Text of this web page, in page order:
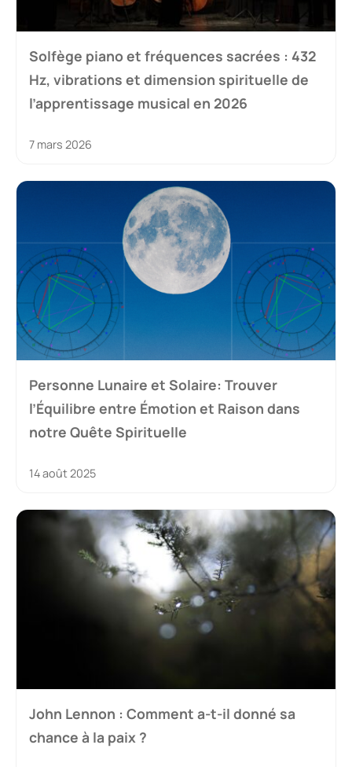
Solfège piano et fréquences sacrées : 432
Hz, vibrations et dimension spirituelle de
l’apprentissage musical en 2026
7 mars 2026
Personne Lunaire et Solaire: Trouver
l’Équilibre entre Émotion et Raison dans
notre Quête Spirituelle
14 août 2025
John Lennon : Comment a-t-il donné sa
chance à la paix ?